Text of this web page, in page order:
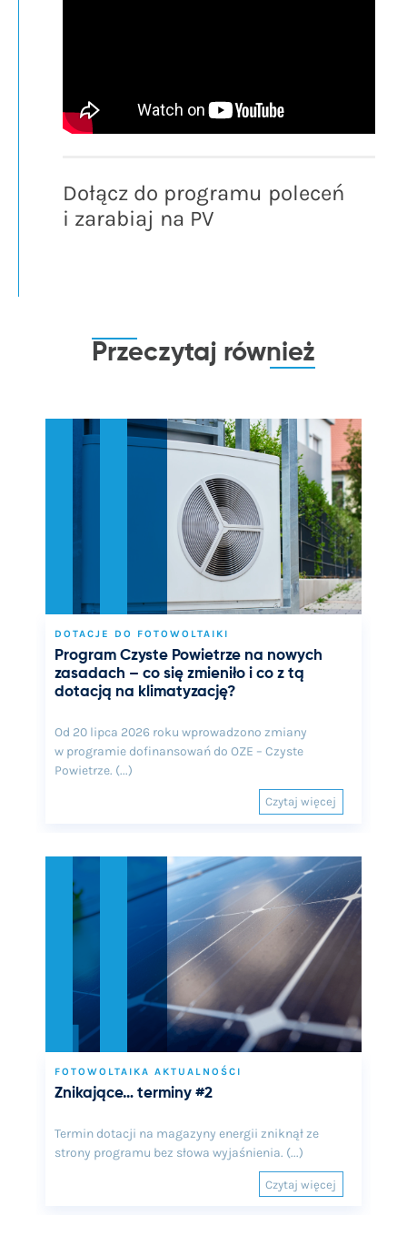
Dołącz do programu poleceń
i zarabiaj na PV
Przeczytaj również
DOTACJE DO FOTOWOLTAIKI
Program Czyste Powietrze na nowych
zasadach – co się zmieniło i co z tą
dotacją na klimatyzację?
Od 20 lipca 2026 roku wprowadzono zmiany
w programie dofinansowań do OZE – Czyste
Powietrze. (...)
Czytaj więcej
FOTOWOLTAIKA AKTUALNOŚCI
Znikające… terminy #2
Termin dotacji na magazyny energii zniknął ze
strony programu bez słowa wyjaśnienia. (...)
Czytaj więcej